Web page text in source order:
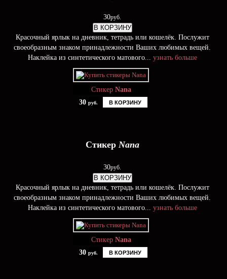
30руб.
В КОРЗИНУ
Красочный ярлык на дневник, тетрадь или кошелёк. Послужит
своеобразным знаком принадлежности Ваших любимых вещей.
Наклейка из синтетического матового... узнать больше
Стикер Nana
30 руб. В КОРЗИНУ
Стикер Nana
30руб.
В КОРЗИНУ
Красочный ярлык на дневник, тетрадь или кошелёк. Послужит
своеобразным знаком принадлежности Ваших любимых вещей.
Наклейка из синтетического матового... узнать больше
Стикер Nana
30 руб. В КОРЗИНУ